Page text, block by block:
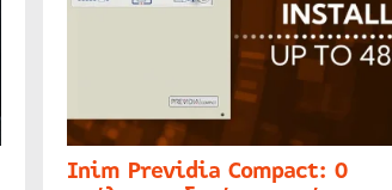
Inim Previdia Compact: Ο